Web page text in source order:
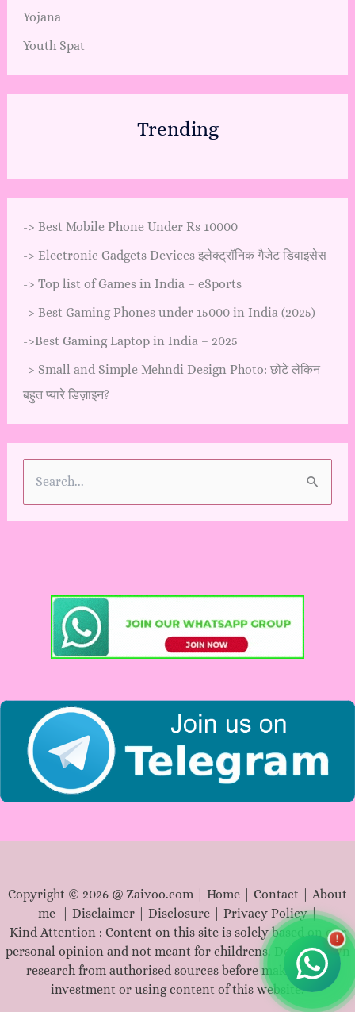
Yojana
Youth Spat
Trending
-> Best Mobile Phone Under Rs 10000
-> Electronic Gadgets Devices इलेक्ट्रॉनिक गैजेट डिवाइसेस
-> Top list of Games in India – eSports
-> Best Gaming Phones under 15000 in India (2025)
->Best Gaming Laptop in India – 2025
-> Small and Simple Mehndi Design Photo: छोटे लेकिन
बहुत प्यारे डिज़ाइन?
Copyright © 2026 @ Zaivoo.com | Home Contact
About
me
Disclaimer| Disclosure| Privacy Policy|
Kind Attention : Content on this site is solely based on our
personal opinion and not meant for childrens. Do your own
research from authorised sources before making any
investment or using content of this website.
!